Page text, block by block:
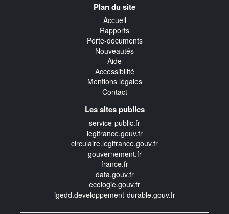
Plan du site
Accueil
Rapports
Porte-documents
Nouveautés
Aide
Accessibilité
Mentions légales
Contact
Les sites publics
service-public.fr
legifrance.gouv.fr
circulaire.legifrance.gouv.fr
gouvernement.fr
france.fr
data.gouv.fr
ecologie.gouv.fr
igedd.developpement-durable.gouv.fr